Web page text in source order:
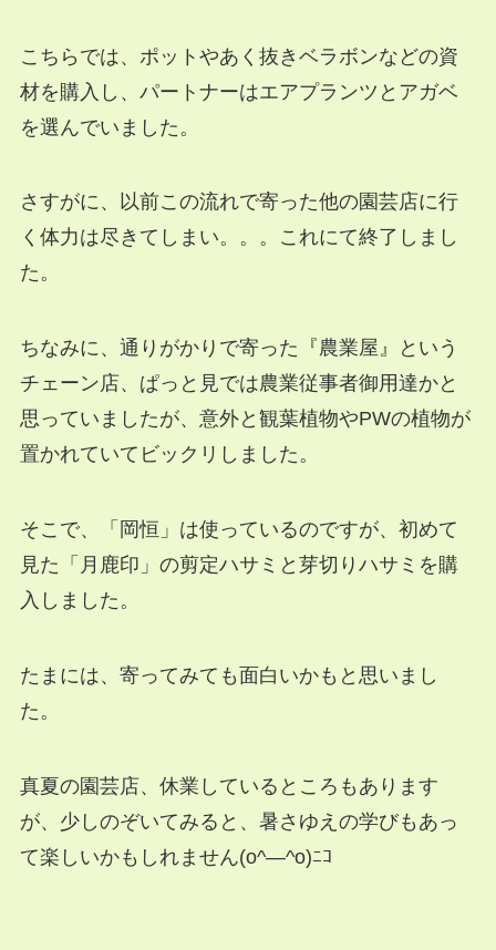
こちらでは、ポットやあく抜きベラボンなどの資
材を購入し、パートナーはエアプランツとアガベ
を選んでいました。
さすがに、以前この流れで寄った他の園芸店に行
く体力は尽きてしまい。。。これにて終了しまし
た。
ちなみに、通りがかりで寄った『農業屋』という
チェーン店、ぱっと見では農業従事者御用達かと
思っていましたが、意外と観葉植物やPWの植物が
置かれていてビックリしました。
そこで、「岡恒」は使っているのですが、初めて
見た「月鹿印」の剪定ハサミと芽切りハサミを購
入しました。
たまには、寄ってみても面白いかもと思いまし
た。
真夏の園芸店、休業しているところもあります
が、少しのぞいてみると、暑さゆえの学びもあっ
て楽しいかもしれません(o^―^o)ﾆｺ